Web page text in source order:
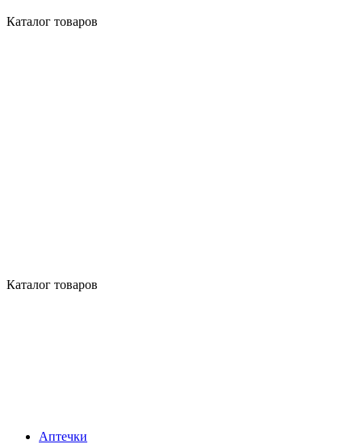
Каталог товаров
Каталог товаров
Аптечки